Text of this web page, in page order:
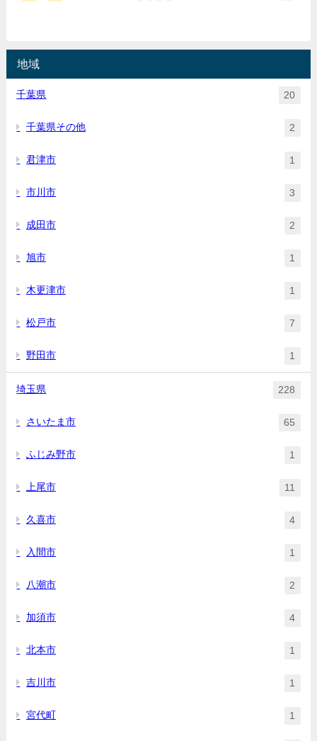
地域
千葉県 20
千葉県その他 2
君津市 1
市川市 3
成田市 2
旭市 1
木更津市 1
松戸市 7
野田市 1
埼玉県 228
さいたま市 65
ふじみ野市 1
上尾市 11
久喜市 4
入間市 1
八潮市 2
加須市 4
北本市 1
吉川市 1
宮代町 1